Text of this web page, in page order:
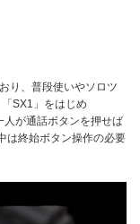
り、普段使いやソロツ
SX1」をはじめ
人が通話ボタンを押せば
は終始ボタン操作の必要